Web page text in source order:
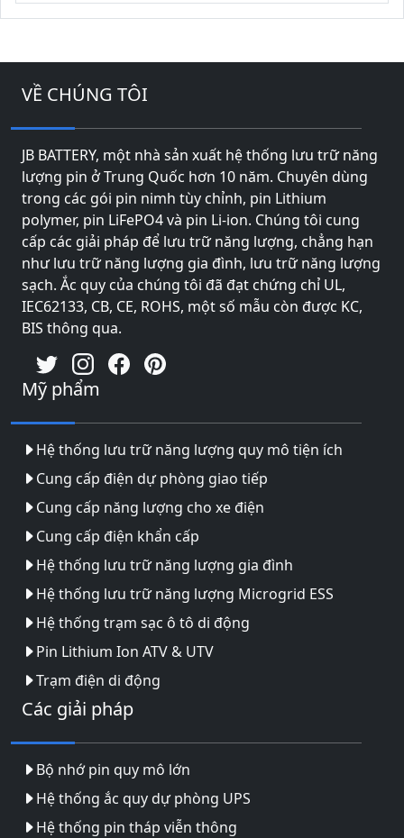
VỀ CHÚNG TÔI
JB BATTERY, một nhà sản xuất hệ thống lưu trữ năng
lượng pin ở Trung Quốc hơn 10 năm. Chuyên dùng
trong các gói pin nimh tùy chỉnh, pin Lithium
polymer, pin LiFePO4 và pin Li-ion. Chúng tôi cung
cấp các giải pháp để lưu trữ năng lượng, chẳng hạn
như lưu trữ năng lượng gia đình, lưu trữ năng lượng
sạch. Ắc quy của chúng tôi đã đạt chứng chỉ UL,
IEC62133, CB, CE, ROHS, một số mẫu còn được KC,
BIS thông qua.
Mỹ phẩm
Hệ thống lưu trữ năng lượng quy mô tiện ích
Cung cấp điện dự phòng giao tiếp
Cung cấp năng lượng cho xe điện
Cung cấp điện khẩn cấp
Hệ thống lưu trữ năng lượng gia đình
Hệ thống lưu trữ năng lượng Microgrid ESS
Hệ thống trạm sạc ô tô di động
Pin Lithium Ion ATV & UTV
Trạm điện di động
Các giải pháp
Bộ nhớ pin quy mô lớn
Hệ thống ắc quy dự phòng UPS
Hệ thống pin tháp viễn thông